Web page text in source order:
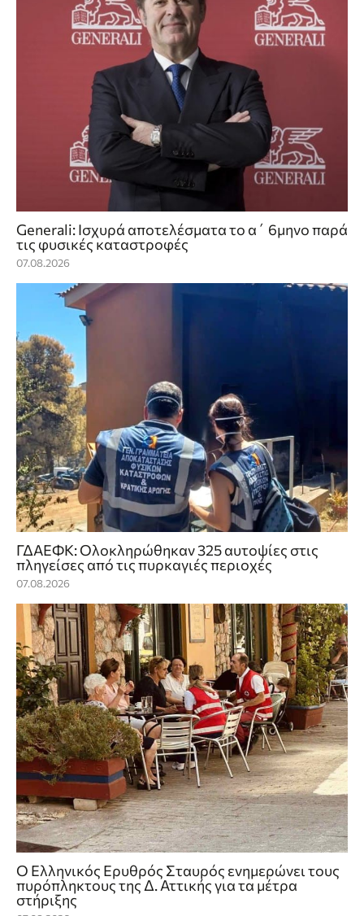
Generali: Ισχυρά αποτελέσματα το α΄ 6μηνο παρά
τις φυσικές καταστροφές
07.08.2026
ΓΔΑΕΦΚ: Ολοκληρώθηκαν 325 αυτοψίες στις
πληγείσες από τις πυρκαγιές περιοχές
07.08.2026
Ο Ελληνικός Ερυθρός Σταυρός ενημερώνει τους
πυρόπληκτους της Δ. Αττικής για τα μέτρα
στήριξης